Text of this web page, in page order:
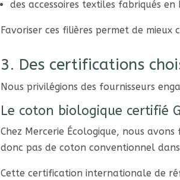
des accessoires textiles fabriqués
Favoriser ces filières permet de
3. Des certifications
Nous privilégions des fournisseurs
Le coton biologique certifié
Chez Mercerie Écologique, nous
donc pas de coton conventionnel
Cette certification internationale de